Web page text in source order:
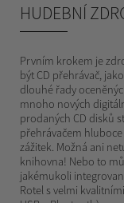
HUDEBNÍ
Prvním krokem je
být CD přehrávač,
dlouhé řady
mnoho nových
prodaných CD disků
přehrávačem
zážitek. Možná ani
knihovna! Nebo to
jakémukoli
Rotel s velmi